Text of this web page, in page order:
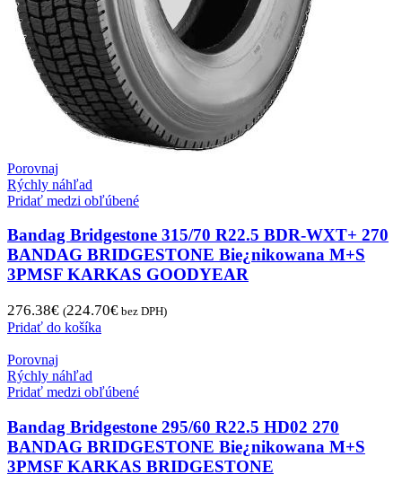
Porovnaj
Rýchly náhľad
Pridať medzi obľúbené
Bandag Bridgestone 315/70 R22.5 BDR-WXT+ 270
BANDAG BRIDGESTONE Bie¿nikowana M+S
3PMSF KARKAS GOODYEAR
276.38€ (224.70€ bez DPH)
Pridať do košíka
Porovnaj
Rýchly náhľad
Pridať medzi obľúbené
Bandag Bridgestone 295/60 R22.5 HD02 270
BANDAG BRIDGESTONE Bie¿nikowana M+S
3PMSF KARKAS BRIDGESTONE